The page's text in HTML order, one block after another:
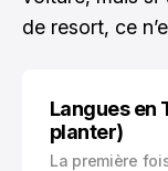
de resort, ce
Langues en
planter)
La première